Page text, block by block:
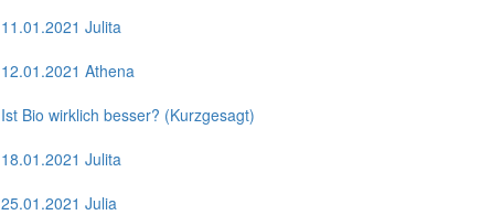
11.01.2021 Julita
12.01.2021 Athena
Ist Bio wirklich besser? (Kurzgesagt)
18.01.2021 Julita
25.01.2021 Julia